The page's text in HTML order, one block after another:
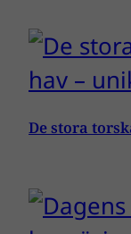
De stora